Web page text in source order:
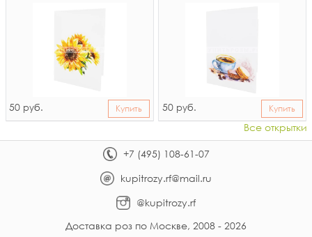
50 руб. Купить 50 руб. Купить
Все открытки
+7 (495) 108-61-07
kupitrozy.rf@mail.ru
@kupitrozy.rf
Доставка роз по Москве, 2008 - 2026